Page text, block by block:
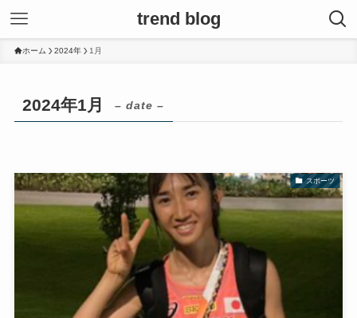
trend blog
ホーム 2024年 1月
2024年1月 – date –
スポーツ